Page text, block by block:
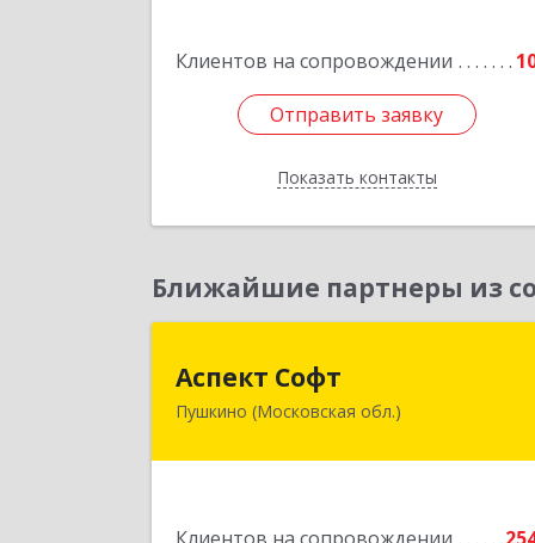
Клиентов на сопровождении
Отправить заявку
Показать контакты
Отправить заявку
Назад
Ближайшие партнеры из
Аспект Софт
Пушкино (Московская обл.)
141205, Московская обл, Пушкинский